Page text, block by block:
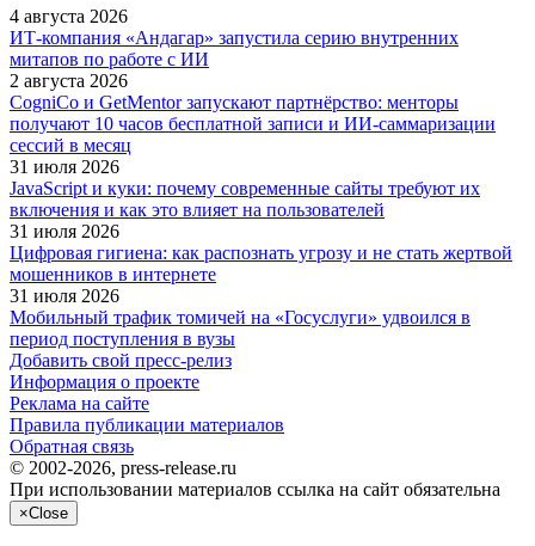
4 августа 2026
ИТ-компания «Андагар» запустила серию внутренних
митапов по работе с ИИ
2 августа 2026
CogniCo и GetMentor запускают партнёрство: менторы
получают 10 часов бесплатной записи и ИИ-саммаризации
сессий в месяц
31 июля 2026
JavaScript и куки: почему современные сайты требуют их
включения и как это влияет на пользователей
31 июля 2026
Цифровая гигиена: как распознать угрозу и не стать жертвой
мошенников в интернете
31 июля 2026
Мобильный трафик томичей на «Госуслуги» удвоился в
период поступления в вузы
Добавить свой пресс-релиз
Информация о проекте
Реклама на сайте
Правила публикации материалов
Обратная связь
© 2002-2026, press-release.ru
При использовании материалов ссылка на сайт обязательна
×Close